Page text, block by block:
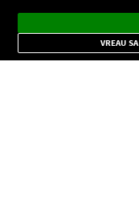
Dark
Mode
Radio live,
importante.
VREAU